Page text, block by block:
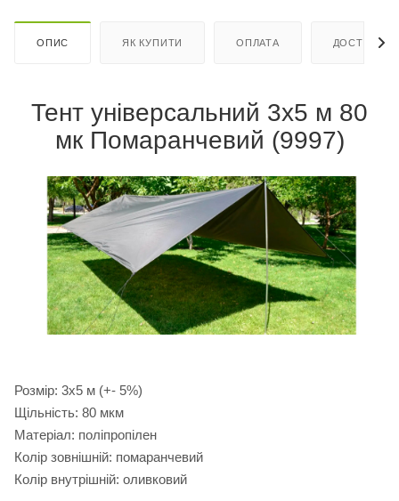
ОПИС ЯК КУПИТИ ОПЛАТА ДОСТАВКА
Тент універсальний 3х5 м 80
мк Помаранчевий (9997)
Розмір: 3х5 м (+- 5%)
Щільність: 80 мкм
Матеріал: поліпропілен
Колір зовнішній: помаранчевий
Колір внутрішній: оливковий